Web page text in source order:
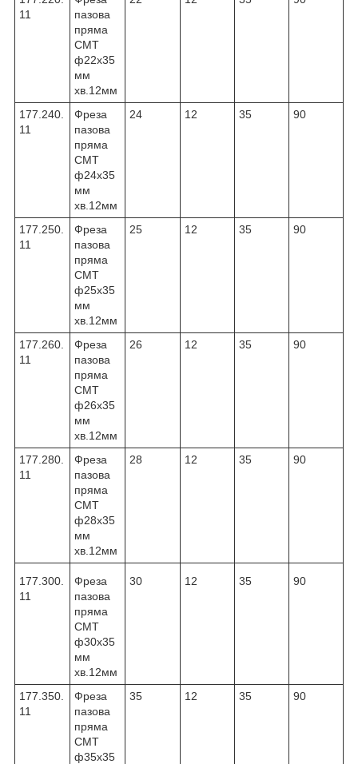
11
пазова
пряма
CMT
ф22х35
мм
хв.12мм
177.240.
11
Фреза
пазова
пряма
CMT
ф24х35
мм
хв.12мм
24 12 35 90
177.250.
11
Фреза
пазова
пряма
CMT
ф25х35
мм
хв.12мм
25 12 35 90
177.260.
11
Фреза
пазова
пряма
CMT
ф26х35
мм
хв.12мм
26 12 35 90
177.280.
11
Фреза
пазова
пряма
CMT
ф28х35
мм
хв.12мм
28 12 35 90
177.300.
11
Фреза
пазова
пряма
CMT
ф30х35
мм
хв.12мм
30 12 35 90
177.350.
11
Фреза
пазова
пряма
CMT
ф35х35
35 12 35 90